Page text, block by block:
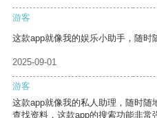
游客
这款app就像我的娱乐小助手，随时
2025-09-01
游客
这款app就像我的私人助理，随时
查找资料，这款app的搜索功能非常